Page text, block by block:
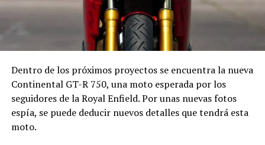
Dentro de los próximos proyectos se encuentra la nueva
Continental GT-R 750, una moto esperada por los
seguidores de la Royal Enfield. Por unas nuevas fotos
espía, se puede deducir nuevos detalles que tendrá esta
moto.